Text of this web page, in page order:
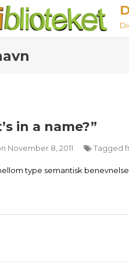
in a name?”
November 8, 2011 Tagged
type semantisk